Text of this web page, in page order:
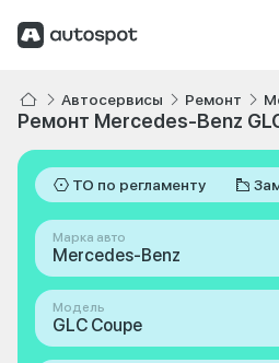
Автосервисы Ремонт
Ремонт Mercedes-Benz
ТО по регламенту
Марка авто
Mercedes-Benz
Модель
GLC Coupe